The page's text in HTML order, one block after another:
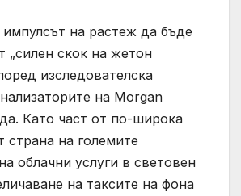
на растеж да бъде
„силен скок на жетон
изследователска
на Morgan
Като част от по-широка
страна на големите
облачни услуги в световен
на таксите на фона